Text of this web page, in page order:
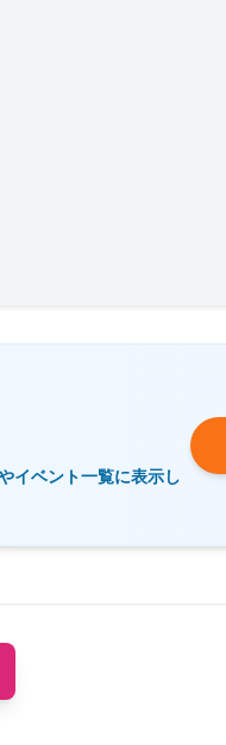
イベント一覧に表示し